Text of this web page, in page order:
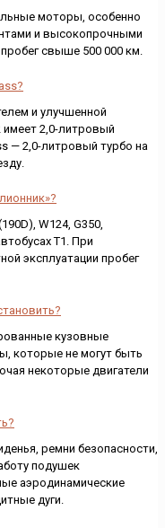
моторы, особенно
и высокопрочными
свыше 500 000 км.
и улучшенной
2,0-литровый
— 2,0-литровый турбо на
W124, G350,
T1. При
эксплуатации пробег
кузовные
которые не могут быть
некоторые двигатели
ремни безопасности,
подушек
аэродинамические
дуги.